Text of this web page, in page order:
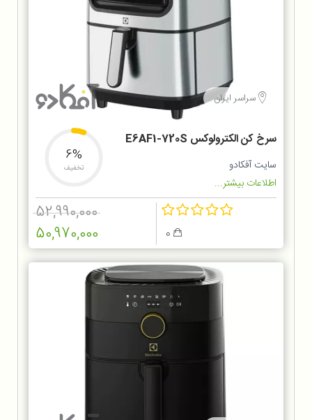
سراسر ایران
سرخ کن الکترولوکس E6AF1-720S
سایت آفکادو
اطلاعات بیشتر...
6%
تخفیف
52,990,000
50,970,000